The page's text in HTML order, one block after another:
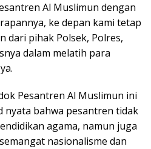
Al Muslimun dengan
ke depan kami tetap
dari pihak Polsek, Polres,
dalam melatih para
Pesantren Al Muslimun ini
nyata bahwa pesantren tidak
agama, namun juga
nasionalisme dan